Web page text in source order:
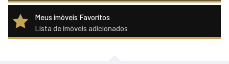
Meus imóveis Favoritos
Lista de imóveis adicionados